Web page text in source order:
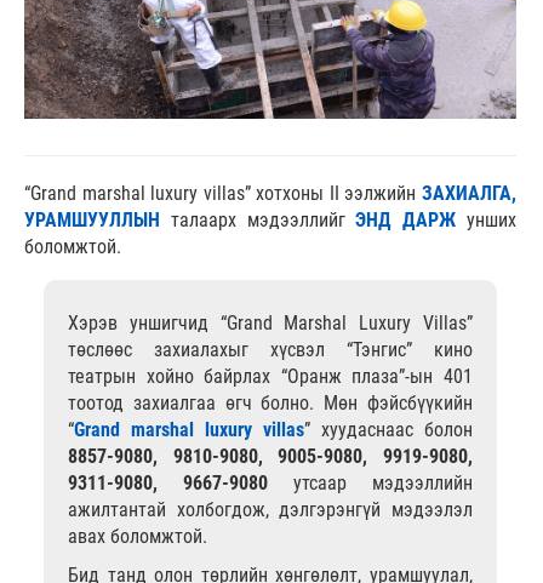
“Grand marshal luxury villas” хотхоны II ээлжийн ЗАХИАЛГА,
УРАМШУУЛЛЫН талаарх мэдээллийгЭНД ДАРЖ унших
боломжтой.
Хэрэв уншигчид “Grand Marshal Luxury Villas”
төслөөс захиалахыг хүсвэл “Тэнгис” кино
театрын хойно байрлах “Оранж плаза”-ын 401
тоотод захиалгаа өгч болно. Мөн фэйсбүүкийн
“Grand marshal luxury villas” хуудаснаас болон
8857-9080, 9810-9080, 9005-9080, 9919-9080,
9311-9080, 9667-9080 утсаар мэдээллийн
ажилтантай холбогдож, дэлгэрэнгүй мэдээлэл
авах боломжтой.
Бид танд олон төрлийн хөнгөлөлт, урамшуулал,